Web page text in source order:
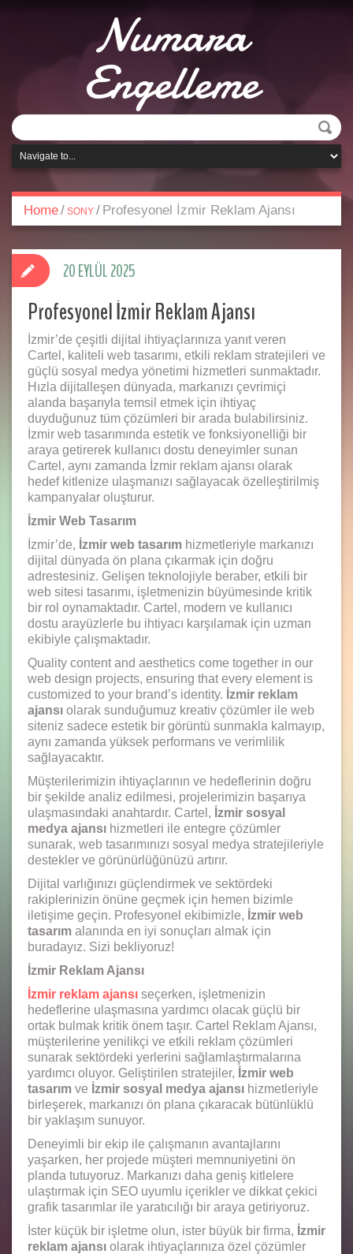
Numara
Engelleme
Home/ SONY / Profesyonel İzmir Reklam Ajansı
Profesyonel İzmir Reklam Ajansı
İzmir’de çeşitli dijital ihtiyaçlarınıza yanıt veren
Cartel, kaliteli web tasarımı, etkili reklam stratejileri ve
güçlü sosyal medya yönetimi hizmetleri sunmaktadır.
Hızla dijitalleşen dünyada, markanızı çevrimiçi
alanda başarıyla temsil etmek için ihtiyaç
duyduğunuz tüm çözümleri bir arada bulabilirsiniz.
İzmir web tasarımında estetik ve fonksiyonelliği bir
araya getirerek kullanıcı dostu deneyimler sunan
Cartel, aynı zamanda İzmir reklam ajansı olarak
hedef kitlenize ulaşmanızı sağlayacak özelleştirilmiş
kampanyalar oluşturur.
İzmir Web Tasarım
İzmir’de, İzmir web tasarım hizmetleriyle markanızı
dijital dünyada ön plana çıkarmak için doğru
adrestesiniz. Gelişen teknolojiyle beraber, etkili bir
web sitesi tasarımı, işletmenizin büyümesinde kritik
bir rol oynamaktadır. Cartel, modern ve kullanıcı
dostu arayüzlerle bu ihtiyacı karşılamak için uzman
ekibiyle çalışmaktadır.
Quality content and aesthetics come together in our
web design projects, ensuring that every element is
customized to your brand’s identity. İzmir reklam
ajansı olarak sunduğumuz kreativ çözümler ile web
siteniz sadece estetik bir görüntü sunmakla kalmayıp,
aynı zamanda yüksek performans ve verimlilik
sağlayacaktır.
Müşterilerimizin ihtiyaçlarının ve hedeflerinin doğru
bir şekilde analiz edilmesi, projelerimizin başarıya
ulaşmasındaki anahtardır. Cartel, İzmir sosyal
medya ajansı hizmetleri ile entegre çözümler
sunarak, web tasarımınızı sosyal medya stratejileriyle
destekler ve görünürlüğünüzü artırır.
Dijital varlığınızı güçlendirmek ve sektördeki
rakiplerinizin önüne geçmek için hemen bizimle
iletişime geçin. Profesyonel ekibimizle, İzmir web
tasarım alanında en iyi sonuçları almak için
buradayız. Sizi bekliyoruz!
İzmir Reklam Ajansı
İzmir reklam ajansı seçerken, işletmenizin
hedeflerine ulaşmasına yardımcı olacak güçlü bir
ortak bulmak kritik önem taşır. Cartel Reklam Ajansı,
müşterilerine yenilikçi ve etkili reklam çözümleri
sunarak sektördeki yerlerini sağlamlaştırmalarına
yardımcı oluyor. Geliştirilen stratejiler, İzmir web
tasarım ve İzmir sosyal medya ajansı hizmetleriyle
birleşerek, markanızı ön plana çıkaracak bütünlüklü
bir yaklaşım sunuyor.
Deneyimli bir ekip ile çalışmanın avantajlarını
yaşarken, her projede müşteri memnuniyetini ön
planda tutuyoruz. Markanızı daha geniş kitlelere
ulaştırmak için SEO uyumlu içerikler ve dikkat çekici
grafik tasarımlar ile yaratıcılığı bir araya getiriyoruz.
İster küçük bir işletme olun, ister büyük bir firma, İzmir
reklam ajansı olarak ihtiyaçlarınıza özel çözümler
20 EYLÜL 2025